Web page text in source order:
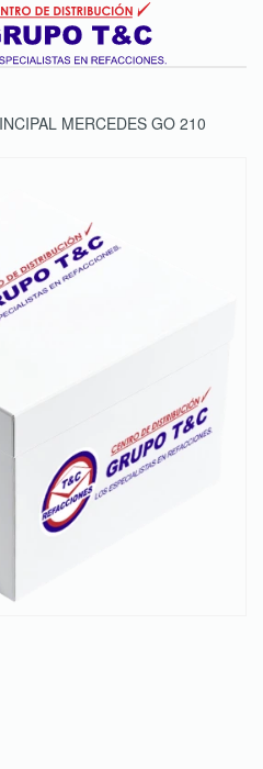
MERCEDES GO 210